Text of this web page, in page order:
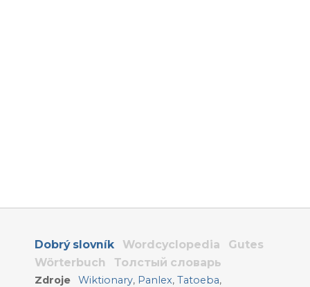
Dobrý slovník Wordcyclopedia
Gutes
Wörterbuch
Толстый словарь
Zdroje Wiktionary, Panlex,Tatoeba,